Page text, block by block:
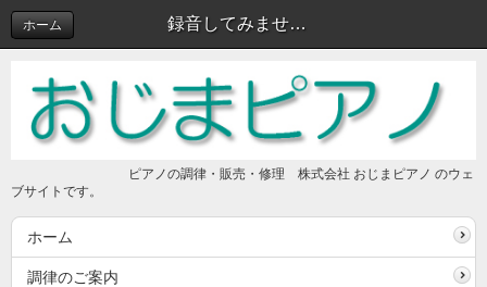
録音してみませんか？
ホーム
ピアノの調律・販売・修理 株式会社 おじまピアノ のウェ
ブサイトです。
ホーム
調律のご案内